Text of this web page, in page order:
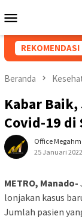
ke
Mobile
REKOMENDASI
Pembangkit di
Beranda
Kabar
Covid-19 di
Office
25 Januari 2022
METRO, Manado-
lonjakan kasus
Jumlah pasien